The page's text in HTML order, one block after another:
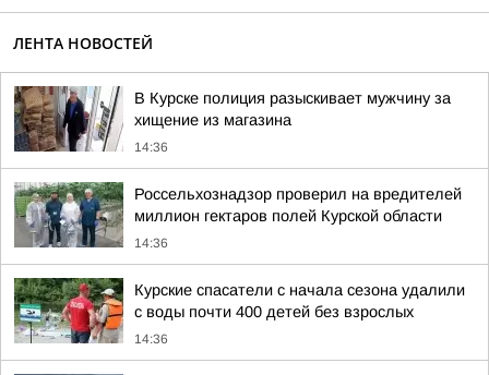
ЛЕНТА НОВОСТЕЙ
В Курске полиция разыскивает мужчину за
хищение из магазина
14:36
Россельхознадзор проверил на вредителей
миллион гектаров полей Курской области
14:36
Курские спасатели с начала сезона удалили
с воды почти 400 детей без взрослых
14:36